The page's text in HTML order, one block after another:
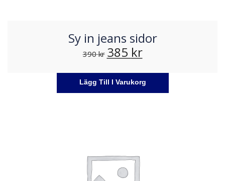
Sy in jeans sidor
390kr 385 kr
Lägg Till I Varukorg